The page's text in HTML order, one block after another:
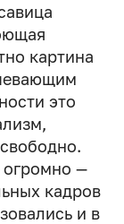
картина
это
огромно —
кадров
и в